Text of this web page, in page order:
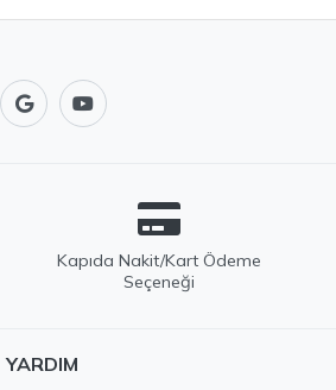
Kapıda Nakit/Kart Ödeme
Seçeneği
YARDIM